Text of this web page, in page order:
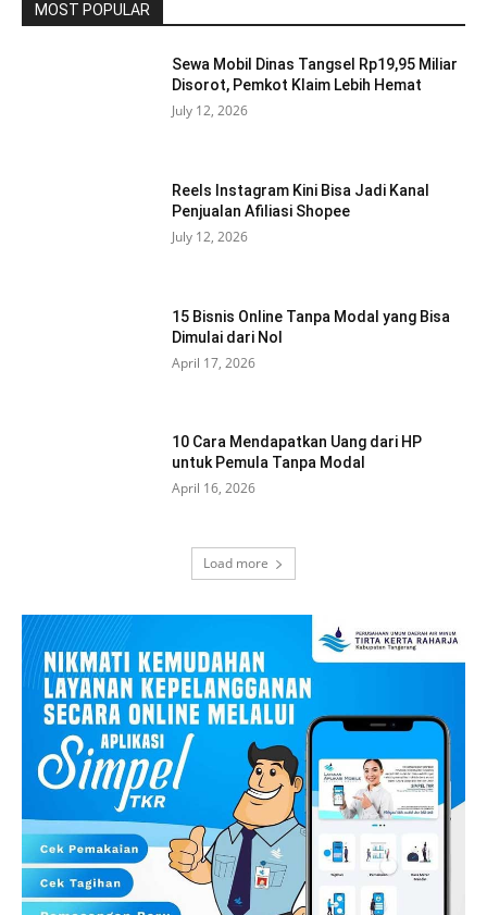
MOST POPULAR
Sewa Mobil Dinas Tangsel Rp19,95 Miliar
Disorot, Pemkot Klaim Lebih Hemat
July 12, 2026
Reels Instagram Kini Bisa Jadi Kanal
Penjualan Afiliasi Shopee
July 12, 2026
15 Bisnis Online Tanpa Modal yang Bisa
Dimulai dari Nol
April 17, 2026
10 Cara Mendapatkan Uang dari HP
untuk Pemula Tanpa Modal
April 16, 2026
Load more